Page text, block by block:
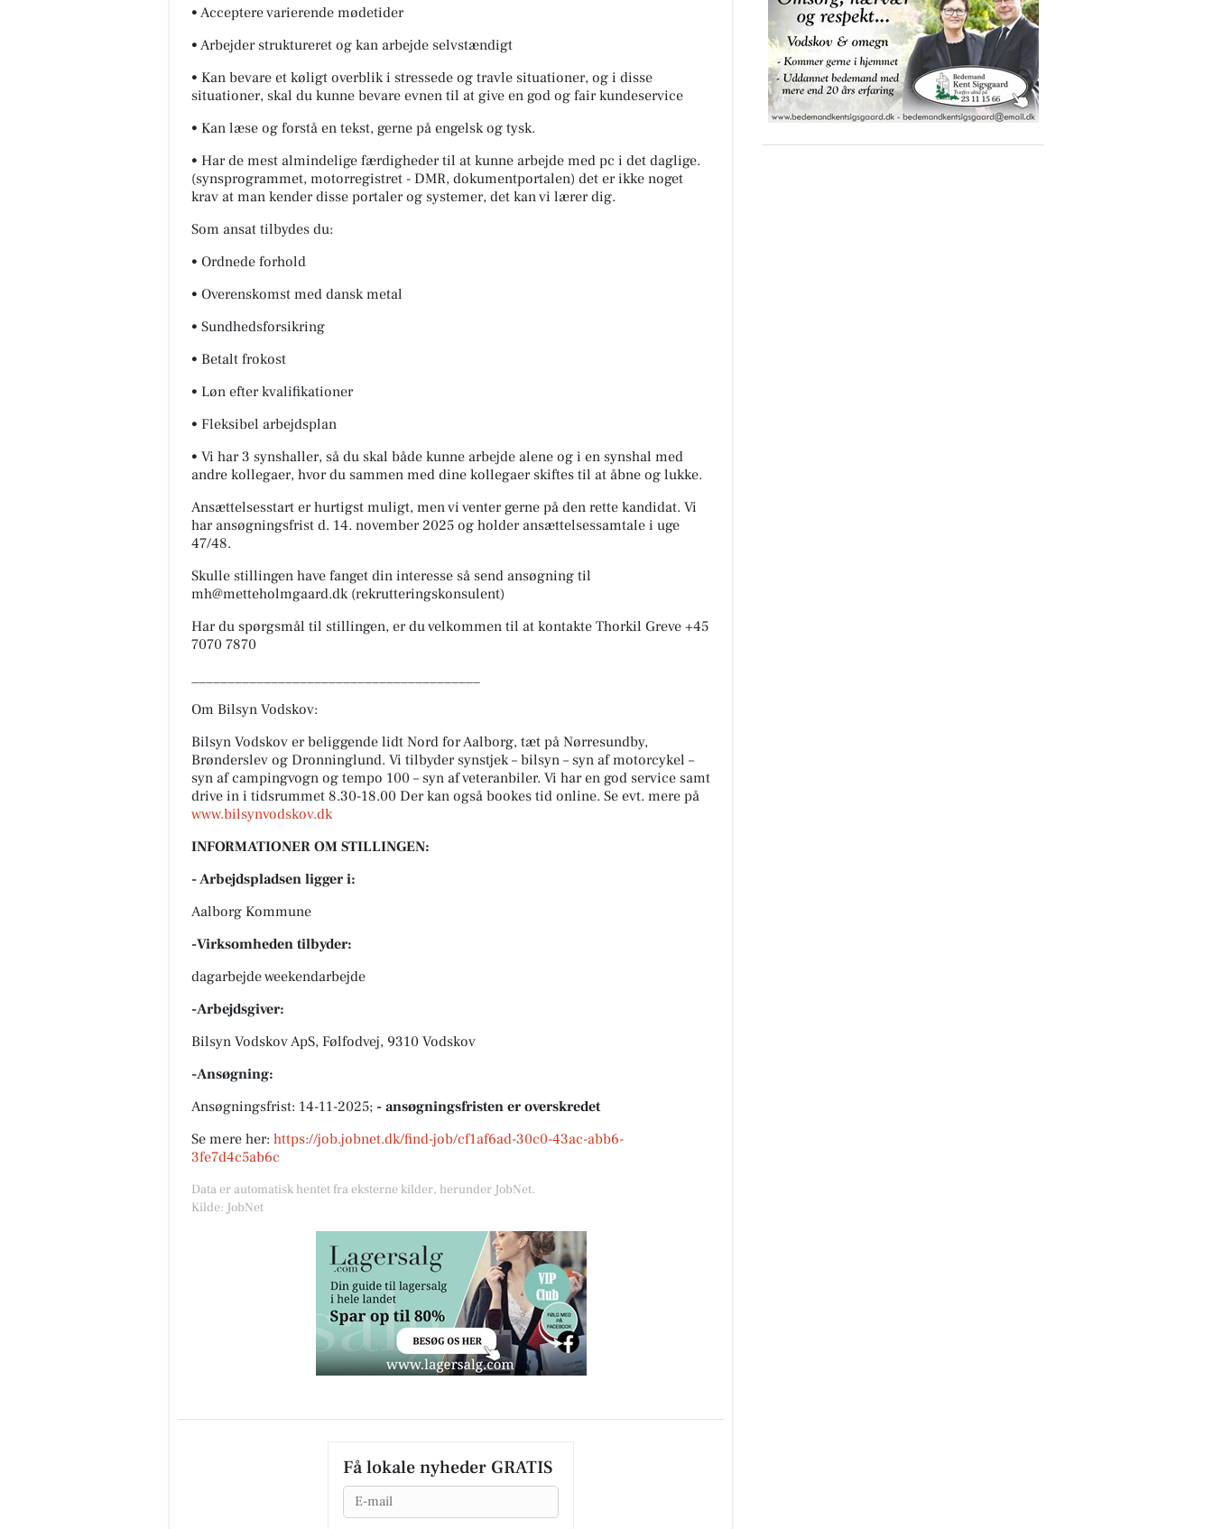
• Acceptere varierende mødetider
• Arbejder struktureret og kan arbejde selvstændigt
• Kan bevare et køligt overblik i stressede og travle situationer, og i disse
situationer, skal du kunne bevare evnen til at give en god og fair kundeservice
• Kan læse og forstå en tekst, gerne på engelsk og tysk.
• Har de mest almindelige færdigheder til at kunne arbejde med pc i det daglige.
(synsprogrammet, motorregistret - DMR, dokumentportalen) det er ikke noget
krav at man kender disse portaler og systemer, det kan vi lærer dig.
Som ansat tilbydes du:
• Ordnede forhold
• Overenskomst med dansk metal
• Sundhedsforsikring
• Betalt frokost
• Løn efter kvalifikationer
• Fleksibel arbejdsplan
• Vi har 3 synshaller, så du skal både kunne arbejde alene og i en synshal med
andre kollegaer, hvor du sammen med dine kollegaer skiftes til at åbne og lukke.
Ansættelsesstart er hurtigst muligt, men vi venter gerne på den rette kandidat. Vi
har ansøgningsfrist d. 14. november 2025 og holder ansættelsessamtale i uge
47/48.
Skulle stillingen have fanget din interesse så send ansøgning til
mh@metteholmgaard.dk (rekrutteringskonsulent)
Har du spørgsmål til stillingen, er du velkommen til at kontakte Thorkil Greve +45
7070 7870
Om Bilsyn Vodskov:
Bilsyn Vodskov er beliggende lidt Nord for Aalborg, tæt på Nørresundby,
Brønderslev og Dronninglund. Vi tilbyder synstjek – bilsyn – syn af motorcykel –
syn af campingvogn og tempo 100 – syn af veteranbiler. Vi har en god service samt
drive in i tidsrummet 8.30-18.00 Der kan også bookes tid online. Se evt. mere på
www.bilsynvodskov.dk
INFORMATIONER OM STILLINGEN:
- Arbejdspladsen ligger i:
Aalborg Kommune
-Virksomheden tilbyder:
dagarbejde weekendarbejde
-Arbejdsgiver:
Bilsyn Vodskov ApS, Følfodvej, 9310 Vodskov
-Ansøgning:
Ansøgningsfrist: 14-11-2025; - ansøgningsfristen er overskredet
Se mere her: https://job.jobnet.dk/find-job/cf1af6ad-30c0-43ac-abb6-
3fe7d4c5ab6c
Data er automatisk hentet fra eksterne kilder, herunder JobNet.
Kilde: JobNet
Få lokale nyheder GRATIS
Email